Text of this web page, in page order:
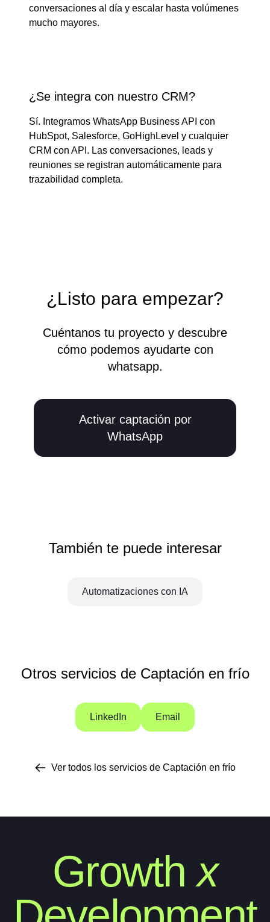
conversaciones al día y escalar hasta volúmenes
mucho mayores.
¿Se integra con nuestro CRM?
Sí. Integramos WhatsApp Business API con
HubSpot, Salesforce, GoHighLevel y cualquier
CRM con API. Las conversaciones, leads y
reuniones se registran automáticamente para
trazabilidad completa.
¿Listo para empezar?
Cuéntanos tu proyecto y descubre
cómo podemos ayudarte con
whatsapp.
Activar captación por
WhatsApp
También te puede interesar
Automatizaciones con IA
Otros servicios de Captación en frío
LinkedIn Email
Ver todos los servicios de Captación en frío
Growthx